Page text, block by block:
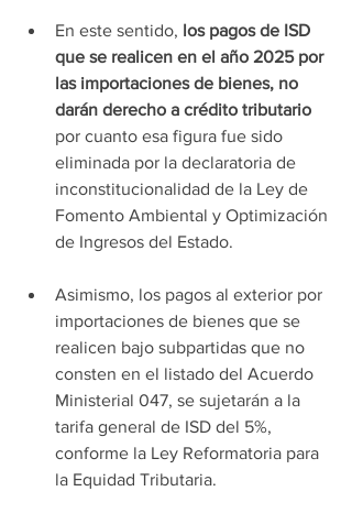
En este sentido, los pagos de ISD
que se realicen en el año 2025 por
las importaciones de bienes, no
darán derecho a crédito tributario
por cuanto esa figura fue sido
eliminada por la declaratoria de
inconstitucionalidad de la Ley de
Fomento Ambiental y Optimización
de Ingresos del Estado.
Asimismo, los pagos al exterior por
importaciones de bienes que se
realicen bajo subpartidas que no
consten en el listado del Acuerdo
Ministerial 047, se sujetarán a la
tarifa general de ISD del 5%,
conforme la Ley Reformatoria para
la Equidad Tributaria.